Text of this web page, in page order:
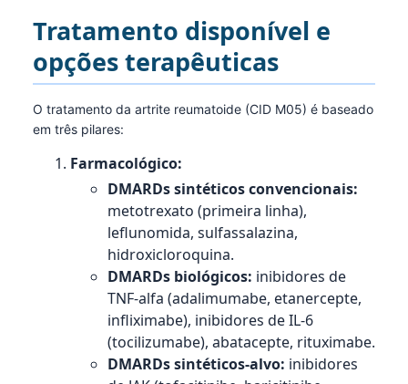
Tratamento disponível e
opções terapêuticas
O tratamento da artrite reumatoide (CID M05) é baseado
em três pilares:
Farmacológico:
DMARDs sintéticos convencionais:
metotrexato (primeira linha),
leflunomida, sulfassalazina,
hidroxicloroquina.
DMARDs biológicos: inibidores de
TNF-alfa (adalimumabe, etanercepte,
infliximabe), inibidores de IL-6
(tocilizumabe), abatacepte, rituximabe.
DMARDs sintéticos-alvo: inibidores